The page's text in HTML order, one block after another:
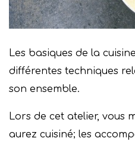
Les basiques de la
différentes techniques
son ensemble.
Lors de cet atelier, vous
aurez cuisiné; les